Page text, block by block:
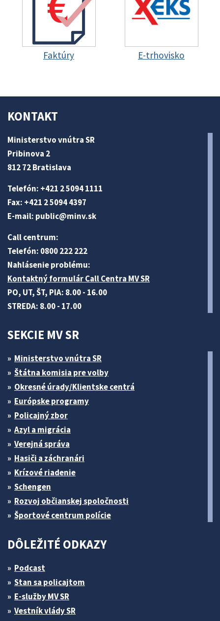
Faktúry E-trhovisko
KONTAKT
Ministerstvo vnútra SR
Pribinova 2
812 72 Bratislava
Telefón: +421 2 5094 1111
Fax: +421 2 5094 4397
E-mail: public@minv.sk
Call centrum:
Telefón: 0800 222 222
Nahlásenie problému:
Kontaktný formulár Call Centra MV SR
PO, UT, ŠT, PIA: 8.00 - 16.00
STREDA: 8.00 - 17.00
SEKCIE MV SR
Ministerstvo vnútra SR
Štátna komisia pre volby
Okresné úrady/Klientske centrá
Európske programy
Policajný zbor
Azyl a migrácia
Verejná správa
Hasiči a záchranári
Krízové riadenie
Schengen
Rozvoj občianskej spoločnosti
Športové centrum polície
DÔLEŽITÉ ODKAZY
Podcast
Stan sa policajtom
E-služby MV SR
Vestník vlády SR